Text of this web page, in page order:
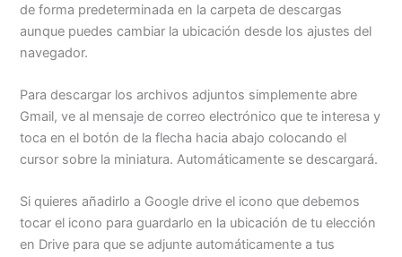
de forma predeterminada en la carpeta de descargas
aunque puedes cambiar la ubicación desde los ajustes del
navegador.
Para descargar los archivos adjuntos simplemente abre
Gmail, ve al mensaje de correo electrónico que te interesa y
toca en el botón de la flecha hacia abajo colocando el
cursor sobre la miniatura. Automáticamente se descargará.
Si quieres añadirlo a Google drive el icono que debemos
tocar el icono para guardarlo en la ubicación de tu elección
en Drive para que se adjunte automáticamente a tus